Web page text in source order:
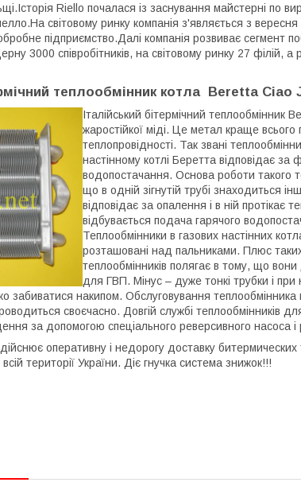
Riello почалася із заснування майстерні по
світовому ринку компанія з'являється з
підприємство.Далі компанія розвиває сегмент
3000 співробітників, на світовому ринку 27 філій, а
теплообмінник котла Beretta Ciao
Італійський бітермічний теплообмінник
жаростійкої міді. Це метал краще
теплопровідності. Так звані
настінному котлі Беретта відповідає за
водопостачання. Основа роботи такого
що в одній зігнутій трубі знаходиться
відповідає за опалення і в ній протікає
відбувається подача гарячого
Теплообмінники в газових настінних
розташовані над пальниками. Плюс
теплообмінників полягає в тому, що
для ГВП. Мінус – дуже тонкі трубки і при
забиватися накипом. Обслуговування теплообмінника
своєчасно. Довгій службі теплообмінників
за допомогою спеціального реверсивного насоса і
оперативну і недорогу доставку битермических
території України. Діє гнучка система знижок!!!